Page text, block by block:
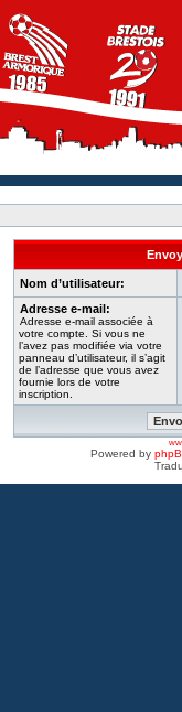
Nom d’utilisateur:
Adresse e-mail:
Adresse e-mail associée à
votre compte. Si vous ne
l’avez pas modifiée via votre
panneau d’utilisateur, il s’agit
de l’adresse que vous avez
fournie lors de votre
inscription.
Powered by